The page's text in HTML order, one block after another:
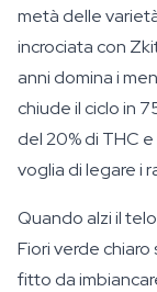
metà delle
incrociata con
anni domina i
chiude il ciclo in
del 20% di THC
voglia di legare i
Quando alzi il
Fiori verde
fitto da